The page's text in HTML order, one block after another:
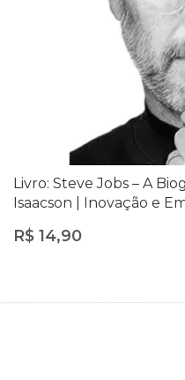
Livro: Steve Jobs – A
Isaacson | Inovação e
R$ 14,90